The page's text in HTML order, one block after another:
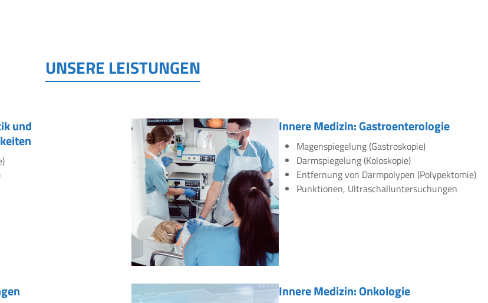
UNSERE LEISTUNGEN
und
Innere Medizin: Gastroenterologie
Magenspiegelung (Gastroskopie)
Darmspiegelung (Koloskopie)
Entfernung von Darmpolypen (Polypektomie)
Punktionen, Ultraschalluntersuchungen
Innere Medizin: Onkologie